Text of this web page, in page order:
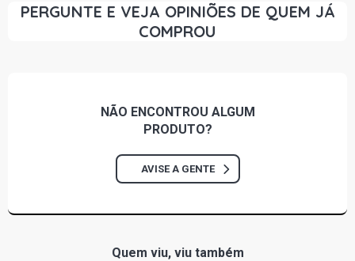
2000)
SILVERADO TROPICAL CD PICKUP 4.1 12V DIESEL (1997 -
SILVERADO STD VAN 4.1 12V DIESEL (1997 - 2001)
PERGUNTE E VEJA OPINIÕES DE QUEM JÁ
COMPROU
NÃO ENCONTROU ALGUM
PRODUTO?
AVISE A GENTE
Quem viu, viu também